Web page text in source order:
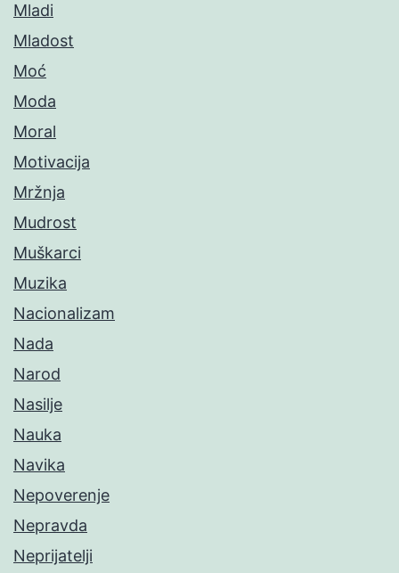
Mladi
Mladost
Moć
Moda
Moral
Motivacija
Mržnja
Mudrost
Muškarci
Muzika
Nacionalizam
Nada
Narod
Nasilje
Nauka
Navika
Nepoverenje
Nepravda
Neprijatelji